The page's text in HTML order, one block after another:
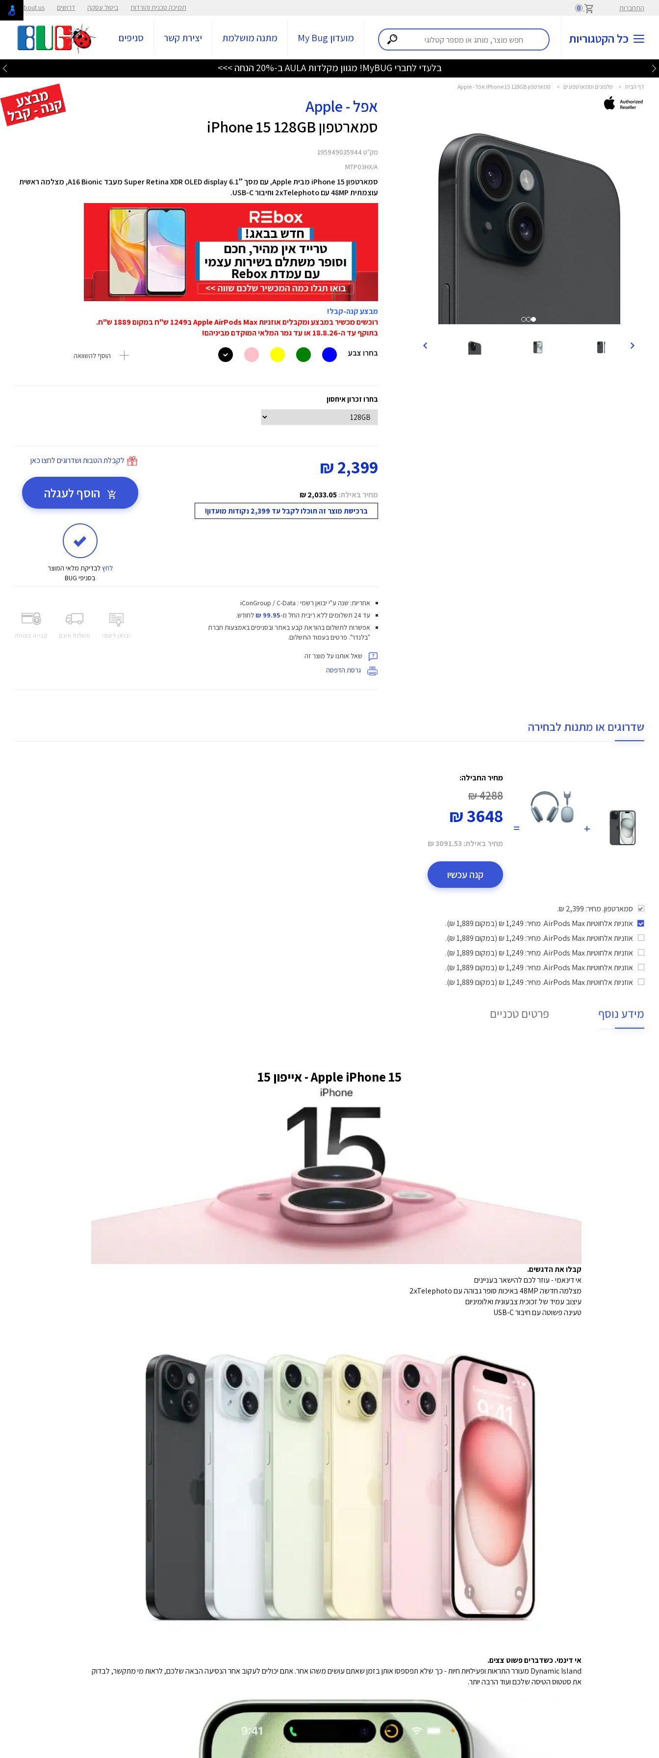
התחברות 0 תמיכה טכנית והורדות ביטול עסקה דרושים About us
כל הקטגוריות מועדון My Bug מתנה מושלמת יצירת קשר סניפים
בלעדי לחברי MyBUG! מגוון מקלדות AULA ב-20% הנחה >>>
דף הבית > טלפונים וסמארטפונים > סמארטפון iPhone 15 128GB אפל - Apple
אפל - Apple
סמארטפון iPhone 15 128GB
מק"ט 195949035944
MTP03HX/A
סמארטפון iPhone 15 מבית Apple, עם מסך 6.1″ Super Retina XDR OLED display מעבד A16 Bionic, מצלמה ראשית
עוצמתית 48MP עם 2xTelephoto וחיבור USB-C.
מבצע קנה-קבל!
רוכשים מכשיר במבצע ומקבלים אוזניות Apple AirPods Max ב1249 ש"ח במקום 1889 ש"ח.
בתוקף עד ה-18.8.26 או עד גמר המלאי המוקדם מביניהם!
בחרו צבע
הוסף להשוואה
בחרו זכרון איחסון
2,399 ₪
מחיר באילת:2,033.05 ₪
ברכישת מוצר זה תוכלו לקבל עד 2,399 נקודות מועדון!
לקבלת הטבות ושדרוגים לחצו כאן
הוסף לעגלה
לחץלבדיקת מלאי המוצר
בסניפי BUG
יבואן רשמי משלוח חינם קנייה בטוחה
אחריות: שנה ע"י יבואן רשמי : iConGroup / C-Data
עד 24 תשלומים ללא ריבית
החל מ-99.95 ₪
לחודש.
אפשרות לתשלום בהוראת קבע באתר ובסניפים באמצעות חברת
"בלנדר". פרטים בעמוד התשלום.
שאל אותנו על מוצר זה
גרסת הדפסה
שדרוגים או מתנות לבחירה
+
=
מחיר החבילה:
4288 ₪
3648 ₪
מחיר באילת: 3091.53 ₪
קנה עכשיו
סמארטפון. מחיר: 2,399 ₪.
אוזניות אלחוטיות AirPods Max
. מחיר: 1,249 ₪ (במקום 1,889 ₪).
אוזניות אלחוטיות AirPods Max
. מחיר: 1,249 ₪ (במקום 1,889 ₪).
אוזניות אלחוטיות AirPods Max
. מחיר: 1,249 ₪ (במקום 1,889 ₪).
אוזניות אלחוטיות AirPods Max
. מחיר: 1,249 ₪ (במקום 1,889 ₪).
אוזניות אלחוטיות AirPods Max
. מחיר: 1,249 ₪ (במקום 1,889 ₪).
מידע נוסף פרטים טכניים
Apple iPhone 15 - אייפון 15
קבלו את הדגשים.
אי דינאמי - עוזר לכם להישאר בעניינים
מצלמה חדשה 48MP באיכות סופר גבוהה עם 2xTelephoto
עיצוב עמיד של זכוכית צבעונית ואלומיניום
טעינה פשוטה עם חיבור USB-C
אי דינמי. כשדברים פשוט צצים.
Dynamic Island מעורר התראות ופעילויות חיות - כך שלא תפספסו אותן בזמן שאתם עושים משהו אחר. אתם יכולים לעקוב אחר הנסיעה הבאה שלכם, לראות מי מתקשר, לבדוק
את סטטוס הטיסה שלכם ועוד הרבה יותר.